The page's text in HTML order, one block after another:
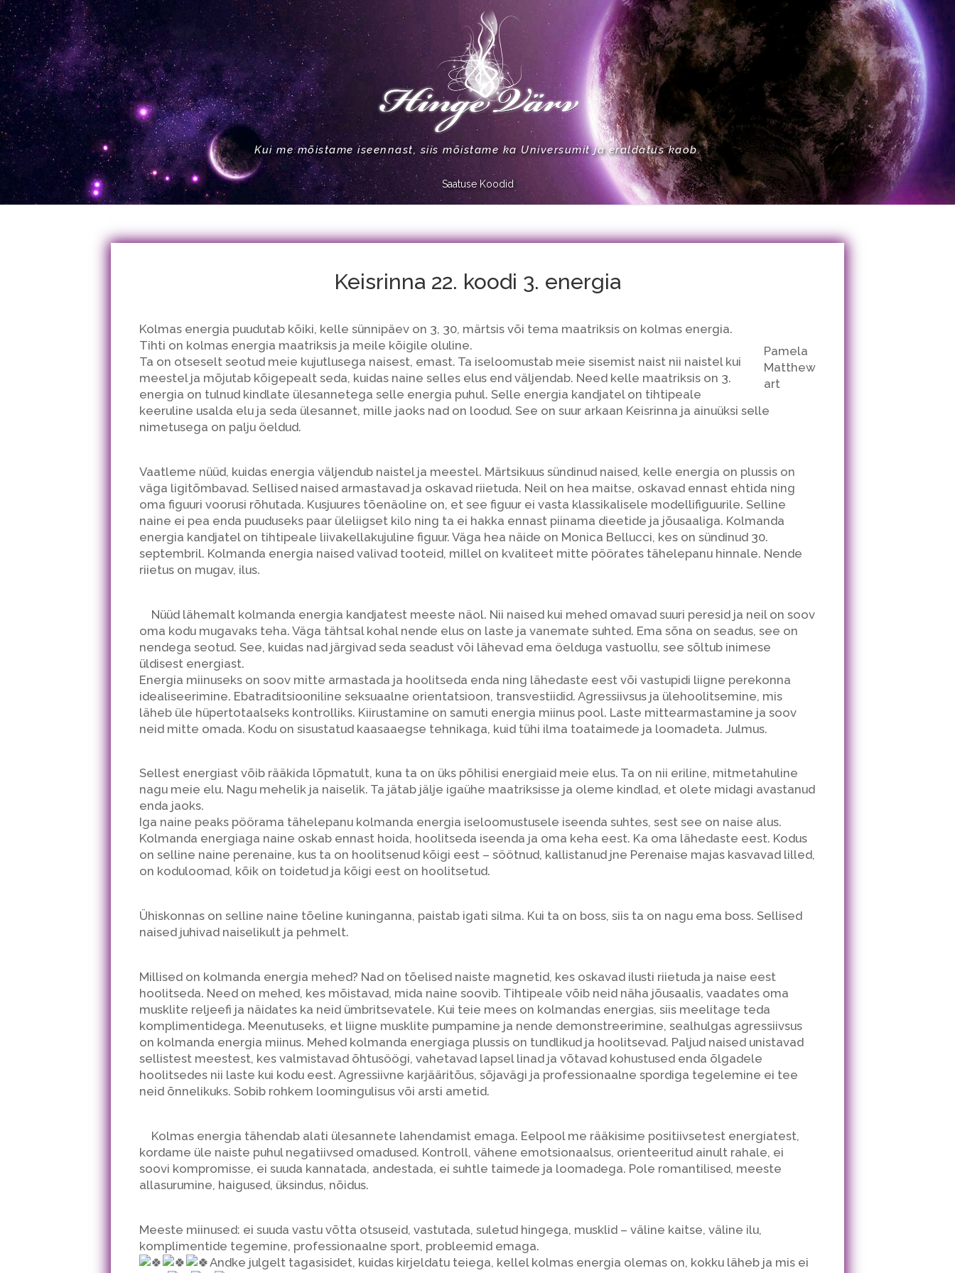
Kui me mõistame iseennast, siis mõistame ka Universumit ja eraldatus kaob.
Saatuse Koodid
Keisrinna 22. koodi 3. energia
Pamela
Matthew
art
Kolmas energia puudutab kõiki, kelle sünnipäev on 3, 30, märtsis või tema maatriksis on kolmas energia.
Tihti on kolmas energia maatriksis ja meile kõigile oluline.
Ta on otseselt seotud meie kujutlusega naisest, emast. Ta iseloomustab meie sisemist naist nii naistel kui
meestel ja mõjutab kõigepealt seda, kuidas naine selles elus end väljendab. Need kelle maatriksis on 3.
energia on tulnud kindlate ülesannetega selle energia puhul. Selle energia kandjatel on tihtipeale
keeruline usalda elu ja seda ülesannet, mille jaoks nad on loodud. See on suur arkaan Keisrinna ja ainuüksi selle
nimetusega on palju öeldud.
Vaatleme nüüd, kuidas energia väljendub naistel ja meestel. Märtsikuus sündinud naised, kelle energia on plussis on
väga ligitõmbavad. Sellised naised armastavad ja oskavad riietuda. Neil on hea maitse, oskavad ennast ehtida ning
oma figuuri voorusi rõhutada. Kusjuures tõenäoline on, et see figuur ei vasta klassikalisele modellifiguurile. Selline
naine ei pea enda puuduseks paar üleliigset kilo ning ta ei hakka ennast piinama dieetide ja jõusaaliga. Kolmanda
energia kandjatel on tihtipeale liivakellakujuline figuur. Väga hea näide on Monica Bellucci, kes on sündinud 30.
septembril. Kolmanda energia naised valivad tooteid, millel on kvaliteet mitte pöörates tähelepanu hinnale. Nende
riietus on mugav, ilus.
Nüüd lähemalt kolmanda energia kandjatest meeste näol. Nii naised kui mehed omavad suuri peresid ja neil on soov
oma kodu mugavaks teha. Väga tähtsal kohal nende elus on laste ja vanemate suhted. Ema sõna on seadus, see on
nendega seotud. See, kuidas nad järgivad seda seadust või lähevad ema öelduga vastuollu, see sõltub inimese
üldisest energiast.
Energia miinuseks on soov mitte armastada ja hoolitseda enda ning lähedaste eest või vastupidi liigne perekonna
idealiseerimine. Ebatraditsiooniline seksuaalne orientatsioon, transvestiidid. Agressiivsus ja ülehoolitsemine, mis
läheb üle hüpertotaalseks kontrolliks. Kiirustamine on samuti energia miinus pool. Laste mittearmastamine ja soov
neid mitte omada. Kodu on sisustatud kaasaaegse tehnikaga, kuid tühi ilma toataimede ja loomadeta. Julmus.
Sellest energiast võib rääkida lõpmatult, kuna ta on üks põhilisi energiaid meie elus. Ta on nii eriline, mitmetahuline
nagu meie elu. Nagu mehelik ja naiselik. Ta jätab jälje igaühe maatriksisse ja oleme kindlad, et olete midagi avastanud
enda jaoks.
Iga naine peaks pöörama tähelepanu kolmanda energia iseloomustusele iseenda suhtes, sest see on naise alus.
Kolmanda energiaga naine oskab ennast hoida, hoolitseda iseenda ja oma keha eest. Ka oma lähedaste eest. Kodus
on selline naine perenaine, kus ta on hoolitsenud kõigi eest – söötnud, kallistanud jne Perenaise majas kasvavad lilled,
on koduloomad, kõik on toidetud ja kõigi eest on hoolitsetud.
Ühiskonnas on selline naine tõeline kuninganna, paistab igati silma. Kui ta on boss, siis ta on nagu ema boss. Sellised
naised juhivad naiselikult ja pehmelt.
Millised on kolmanda energia mehed? Nad on tõelised naiste magnetid, kes oskavad ilusti riietuda ja naise eest
hoolitseda. Need on mehed, kes mõistavad, mida naine soovib. Tihtipeale võib neid näha jõusaalis, vaadates oma
musklite reljeefi ja näidates ka neid ümbritsevatele. Kui teie mees on kolmandas energias, siis meelitage teda
komplimentidega. Meenutuseks, et liigne musklite pumpamine ja nende demonstreerimine, sealhulgas agressiivsus
on kolmanda energia miinus. Mehed kolmanda energiaga plussis on tundlikud ja hoolitsevad. Paljud naised unistavad
sellistest meestest, kes valmistavad õhtusöögi, vahetavad lapsel linad ja võtavad kohustused enda õlgadele
hoolitsedes nii laste kui kodu eest. Agressiivne karjääritõus, sõjavägi ja professionaalne spordiga tegelemine ei tee
neid õnnelikuks. Sobib rohkem loomingulisus või arsti ametid.
Kolmas energia tähendab alati ülesannete lahendamist emaga. Eelpool me rääkisime positiivsetest energiatest,
kordame üle naiste puhul negatiivsed omadused. Kontroll, vähene emotsionaalsus, orienteeritud ainult rahale, ei
soovi kompromisse, ei suuda kannatada, andestada, ei suhtle taimede ja loomadega. Pole romantilised, meeste
allasurumine, haigused, üksindus, nõidus.
Meeste miinused: ei suuda vastu võtta otsuseid, vastutada, suletud hingega, musklid – väline kaitse, väline ilu,
komplimentide tegemine, professionaalne sport, probleemid emaga.
Andke julgelt tagasisidet, kuidas kirjeldatu teiega, kellel kolmas energia olemas on, kokku läheb ja mis ei